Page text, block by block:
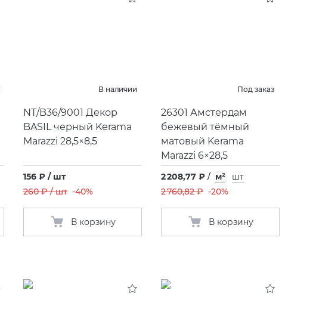
В наличии
NT/B36/9001 Декор
BASIL черный Kerama
Marazzi 28,5×8,5
156 ₽ / шт
260 ₽ / шт -40%
В корзину
Под заказ
26301 Амстердам
бежевый тёмный
матовый Kerama
Marazzi 6×28,5
2 208,77 ₽ / м²
шт
2 760,82 ₽ -20%
В корзину